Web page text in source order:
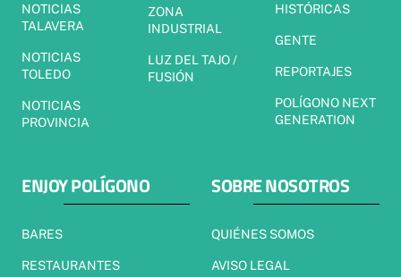
NOTICIAS
TALAVERA
NOTICIAS
TOLEDO
NOTICIAS
PROVINCIA
ZONA
INDUSTRIAL
LUZ DEL TAJO /
FUSIÓN
HISTÓRICAS
GENTE
REPORTAJES
POLÍGONO NEXT
GENERATION
ENJOY POLÍGONO
BARES
RESTAURANTES
SOBRE NOSOTROS
QUIÉNES SOMOS
AVISO LEGAL